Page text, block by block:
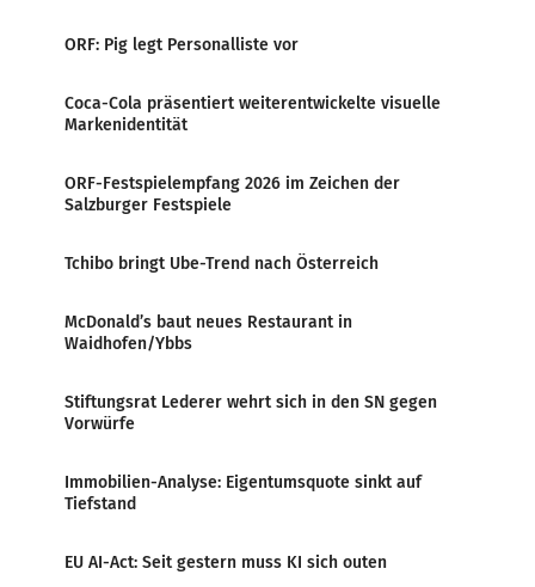
ORF: Pig legt Personalliste vor
Coca-Cola präsentiert weiterentwickelte visuelle
Markenidentität
ORF-Festspielempfang 2026 im Zeichen der
Salzburger Festspiele
Tchibo bringt Ube-Trend nach Österreich
McDonald’s baut neues Restaurant in
Waidhofen/Ybbs
Stiftungsrat Lederer wehrt sich in den SN gegen
Vorwürfe
Immobilien-Analyse: Eigentumsquote sinkt auf
Tiefstand
EU AI-Act: Seit gestern muss KI sich outen